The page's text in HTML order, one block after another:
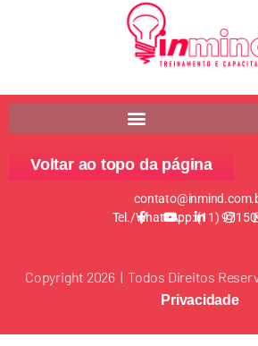
Voltar ao topo da página
Tel./WhatsApp: (11)
Copyright 2026 | Todos Direitos
Privacidade